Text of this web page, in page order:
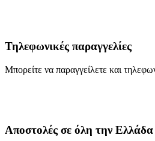
Τηλεφωνικές παραγγελίες
Μπορείτε να παραγγείλετε και
Αποστολές σε όλη την Ελλάδα